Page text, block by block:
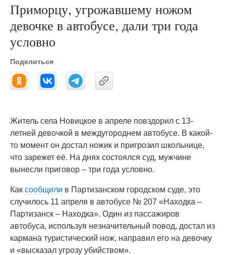
Приморцу, угрожавшему ножом
девочке в автобусе, дали три года
условно
Поделиться
Житель села Новицкое в апреле повздорил с 13-
летней девочкой в междугороднем автобусе. В какой-
то момент он достал ножик и пригрозил школьнице,
что зарежет её. На днях состоялся суд, мужчине
вынесли приговор – три года условно.
Как сообщили в Партизанском городском суде, это
случилось 11 апреля в автобусе № 207 «Находка –
Партизанск – Находка». Один из пассажиров
автобуса, используя незначительный повод, достал из
кармана туристический нож, направил его на девочку
и «высказал угрозу убийством».